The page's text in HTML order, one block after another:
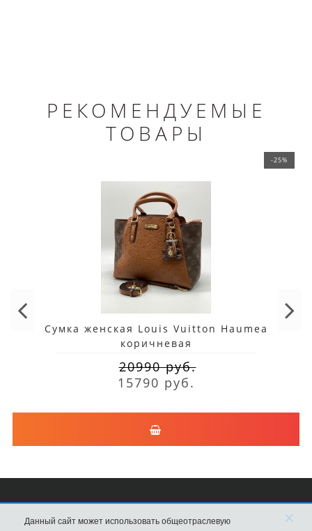
РЕКОМЕНДУЕМЫЕ
ТОВАРЫ
-25%
Сумка женская Louis Vuitton Haumea
коричневая
20990 руб.
15790 руб.
Сумки Louis Vuitton
Данный сайт может использовать общеотраслевую
×